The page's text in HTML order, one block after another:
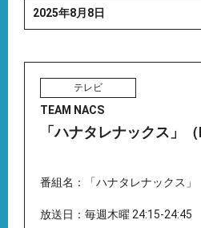
2025年8月8日
テレビ
TEAM NACS
「ハナタレナックス」（
番組名：「ハナタレナックス」
放送日：毎週木曜 24:15-24:45